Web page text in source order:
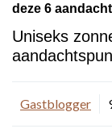
deze 6
Uniseks
Gastblogger